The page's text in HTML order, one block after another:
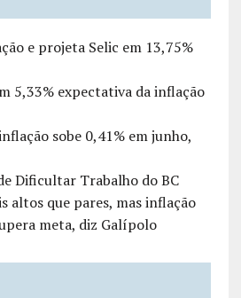
e projeta Selic em 13,75%
5,33% expectativa da inflação
sobe 0,41% em junho,
Dificultar Trabalho do BC
altos que pares, mas inflação
meta, diz Galípolo